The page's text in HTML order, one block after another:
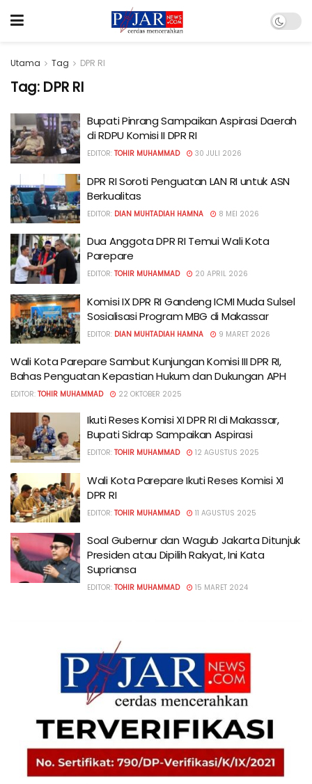
Utama Tag DPR RI
Tag: DPR RI
Bupati Pinrang Sampaikan Aspirasi Daerah
di RDPU Komisi II DPR RI
EDITOR: TOHIR MUHAMMAD 30 JULI 2026
DPR RI Soroti Penguatan LAN RI untuk ASN
Berkualitas
EDITOR: DIAN MUHTADIAH HAMNA 8 MEI 2026
Dua Anggota DPR RI Temui Wali Kota
Parepare
EDITOR: TOHIR MUHAMMAD 20 APRIL 2026
Komisi IX DPR RI Gandeng ICMI Muda Sulsel
Sosialisasi Program MBG di Makassar
EDITOR: DIAN MUHTADIAH HAMNA 9 MARET 2026
Wali Kota Parepare Sambut Kunjungan Komisi III DPR RI,
Bahas Penguatan Kepastian Hukum dan Dukungan APH
EDITOR: TOHIR MUHAMMAD 22 OKTOBER 2025
Ikuti Reses Komisi XI DPR RI di Makassar,
Bupati Sidrap Sampaikan Aspirasi
EDITOR: TOHIR MUHAMMAD 12 AGUSTUS 2025
Wali Kota Parepare Ikuti Reses Komisi XI
DPR RI
EDITOR: TOHIR MUHAMMAD 11 AGUSTUS 2025
Soal Gubernur dan Wagub Jakarta Ditunjuk
Presiden atau Dipilih Rakyat, Ini Kata
Supriansa
EDITOR: TOHIR MUHAMMAD 15 MARET 2024